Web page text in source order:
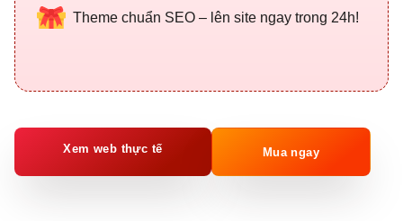
Theme chuẩn SEO – lên site ngay trong 24h!
Xem web thực tế Mua ngay